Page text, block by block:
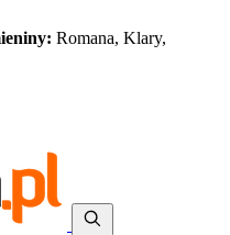
Romana, Klary,